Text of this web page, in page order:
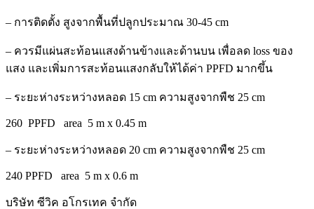
– การติดตั้ง สูงจากพื้นที่ปลูกประมาณ 30-45 cm
– ควรมีแผ่นสะท้อนแสงด้านข้างและด้านบน เพื่อลด loss ของ
แสง และเพิ่มการสะท้อนแสงกลับให้ได้ค่า PPFD มากขึ้น
– ระยะห่างระหว่างหลอด 15 cm ความสูงจากพืช 25 cm
260 PPFD area 5 m x 0.45 m
– ระยะห่างระหว่างหลอด 20 cm ความสูงจากพืช 25 cm
240 PPFD area 5 m x 0.6 m
บริษัท ซีวิค อโกรเทค จำกัด